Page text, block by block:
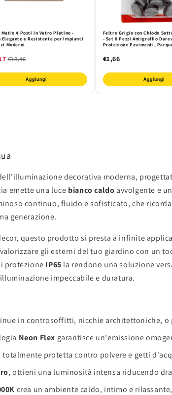
Matix 4 Posti in Vetro Platino -
Elegante e Resistente per Impianti
Moderni
€18,46
Aggiungi
Feltro Grigio con Chiodo
- Set 8 Pezzi Antigraffio
Protezione Pavimenti,
€1,66
Aggiungi
decorativa moderna,
emette una luce bianco caldo avvolgente e
continuo, fluido e sofisticato, che
generazione.
questo prodotto si presta a infinite
gli esterni del tuo giardino con un
protezione IP65 la rendono una soluzione
impeccabile e duratura.
in controsoffitti, nicchie architettoniche,
Neon Flex garantisce un'emissione
totalmente protetta contro polvere e getti
, ottieni una luminosità intensa riducendo
crea un ambiente caldo, intimo e